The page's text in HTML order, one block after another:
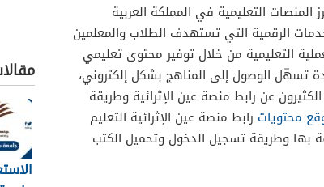
المنصات التعليمية في المملكة العربية
الرقمية التي تستهدف الطلاب والمعلمين
التعليمية من خلال توفير محتوى تعليمي
تسهّل الوصول إلى المناهج بشكل إلكتروني،
عن رابط منصة عين الإثرائية وطريقة
محتويات رابط منصة عين الإثرائية التعليم
بها وطريقة تسجيل الدخول وتحميل الكتب